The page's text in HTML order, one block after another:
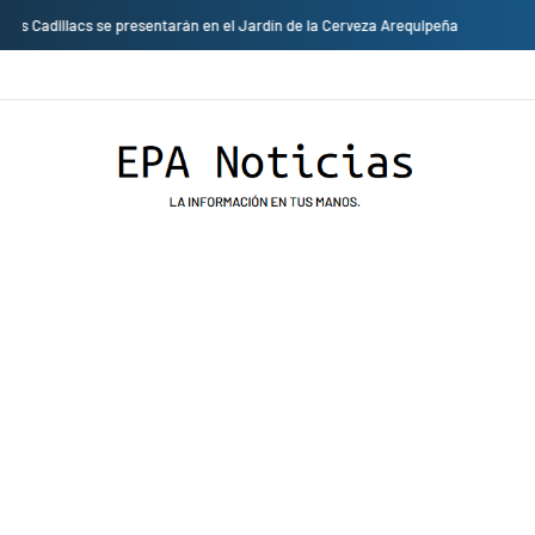
Empresas privadas donan equipos al hospital Honorio Delgado para